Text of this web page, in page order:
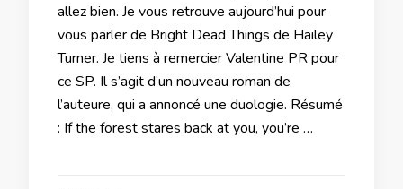
allez bien. Je vous retrouve aujourd’hui pour
vous parler de Bright Dead Things de Hailey
Turner. Je tiens à remercier Valentine PR pour
ce SP. Il s’agit d’un nouveau roman de
l’auteure, qui a annoncé une duologie. Résumé
: If the forest stares back at you, you’re …